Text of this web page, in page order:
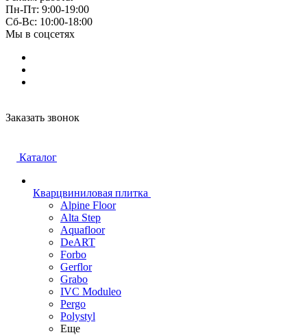
Пн-Пт: 9:00-19:00
Cб-Вс: 10:00-18:00
Мы в соцсетях
Заказать звонок
Каталог
Кварцвиниловая плитка
Alpine Floor
Alta Step
Aquafloor
DeART
Forbo
Gerflor
Grabo
IVC Moduleo
Pergo
Polystyl
Еще